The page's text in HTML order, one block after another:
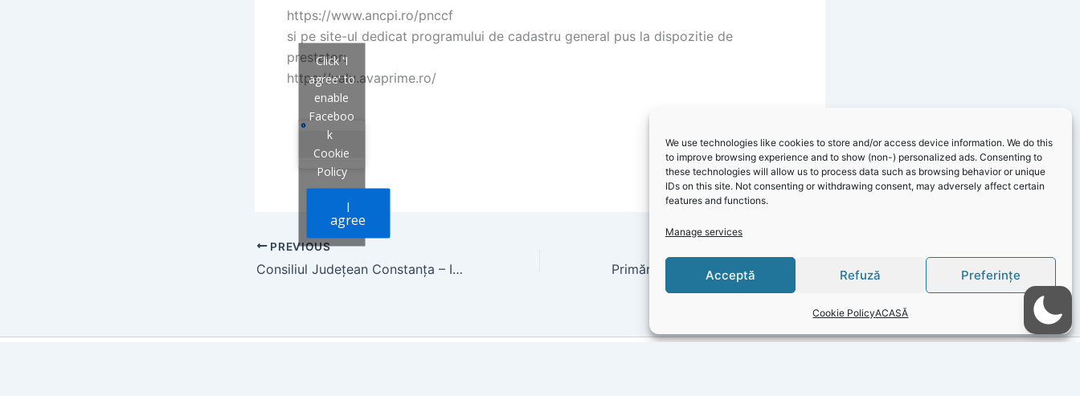
We use technologies like cookies to store and/or access device information. We do this
to improve browsing experience and to show (non-) personalized ads. Consenting to
these technologies will allow us to process data such as browsing behavior or unique
IDs on this site. Not consenting or withdrawing consent, may adversely affect certain
features and functions.
Manage services
Acceptă Refuză Preferințe
Cookie PolicyACASĂ
https://www.ancpi.ro/pnccf
si pe site-ul dedicat programului de cadastru general pus la dispozitie de
prestator:
https://valu.avaprime.ro/
Click 'I
agree' to
enable
Faceboo
k
Cookie
Policy
I
agree
PREVIOUS
Consiliul Județean Constanța – Informare Dispoziţia nr. 315 privind convocarea Consiliului Judeţean Constanţa în şedinţă extraordinară 09.03.2022